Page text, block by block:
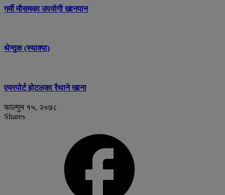
गर्मी मौसमका उपयोगी खानपान
थेन्दुक (स्याक्पा)
एयरपोर्ट होटलका रैथाने खाना
फाल्गुन १५, २०७८
Shares